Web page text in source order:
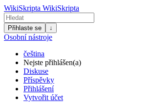
WikiSkripta WikiSkripta
Přihlaste se ↓
Osobní nástroje
čeština
Nejste přihlášen(a)
Diskuse
Příspěvky
Přihlášení
Vytvořit účet